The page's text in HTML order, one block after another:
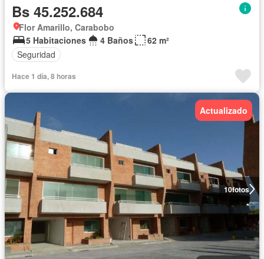
Bs 45.252.684
Flor Amarillo, Carabobo
5 Habitaciones
4 Baños
62 m²
Seguridad
Hace 1 día, 8 horas
10fotos
Actualizado